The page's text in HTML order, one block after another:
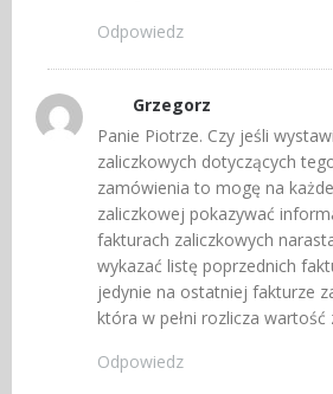
Odpowiedz
Grzegorz
Panie Piotrze. Czy jeśli
zaliczkowych dotyczących
zamówienia to mogę na
zaliczkowej pokazywać
fakturach zaliczkowych
wykazać listę poprzednich
jedynie na ostatniej fakturze
która w pełni rozlicza wartość
Odpowiedz